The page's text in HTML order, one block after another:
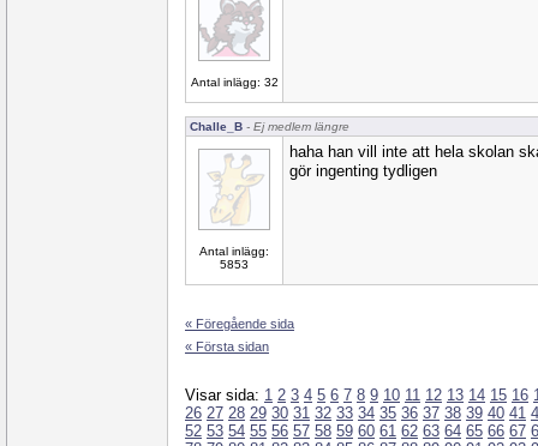
Antal inlägg: 32
Challe_B - Ej medlem längre
Antal inlägg:
5853
haha han vill inte att hela skolan
gör ingenting tydligen
« Föregående sida
« Första sidan
Visar sida: 1 2 3 4 5 6 7 8 9 10 11 12 13 14 15 16
26 27 28 29 30 31 32 33 34 35 36 37 38 39 40 41
52 53 54 55 56 57 58 59 60 61 62 63 64 65 66 67